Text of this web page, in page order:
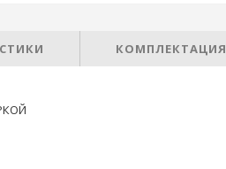
КОМПЛЕКТАЦИЯ